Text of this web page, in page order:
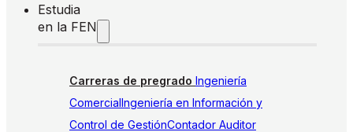
Estudia
en la FEN
Carreras de pregrado Ingeniería
ComercialIngeniería en Información y
Control de GestiónContador Auditor